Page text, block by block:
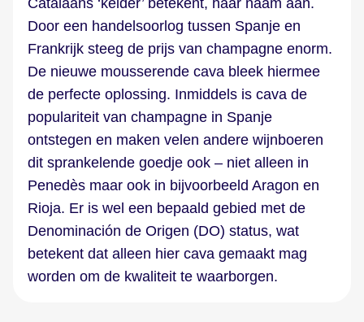
Catalaans ‘kelder’ betekent, haar naam aan.
Door een handelsoorlog tussen Spanje en
Frankrijk steeg de prijs van champagne enorm.
De nieuwe mousserende cava bleek hiermee
de perfecte oplossing. Inmiddels is cava de
populariteit van champagne in Spanje
ontstegen en maken velen andere wijnboeren
dit sprankelende goedje ook – niet alleen in
Penedès maar ook in bijvoorbeeld Aragon en
Rioja. Er is wel een bepaald gebied met de
Denominación de Origen (DO) status, wat
betekent dat alleen hier cava gemaakt mag
worden om de kwaliteit te waarborgen.